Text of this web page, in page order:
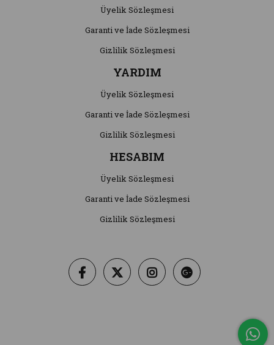
Üyelik Sözleşmesi
Garanti ve İade Sözleşmesi
Gizlilik Sözleşmesi
YARDIM
Üyelik Sözleşmesi
Garanti ve İade Sözleşmesi
Gizlilik Sözleşmesi
HESABIM
Üyelik Sözleşmesi
Garanti ve İade Sözleşmesi
Gizlilik Sözleşmesi